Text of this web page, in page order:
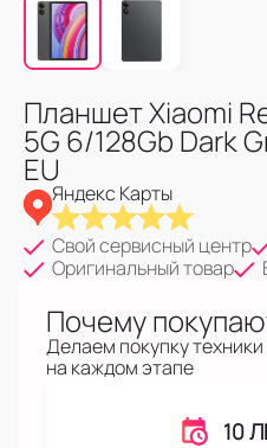
Планшет Xiaomi
5G 6/128Gb Dark
EU
Яндекс Карты
Свой сервисный центр
Оригинальный товар
Почему
Делаем покупку
на каждом этапе
10